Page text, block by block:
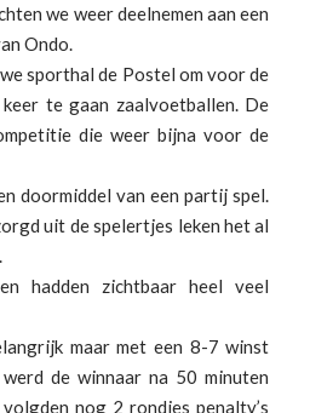
we weer deelnemen aan een
Ondo.
sporthal de Postel om voor de
te gaan zaalvoetballen. De
die weer bijna voor de
doormiddel van een partij spel.
uit de spelertjes leken het al
hadden zichtbaar heel veel
maar met een 8-7 winst
de winnaar na 50 minuten
nog 2 rondjes penalty’s